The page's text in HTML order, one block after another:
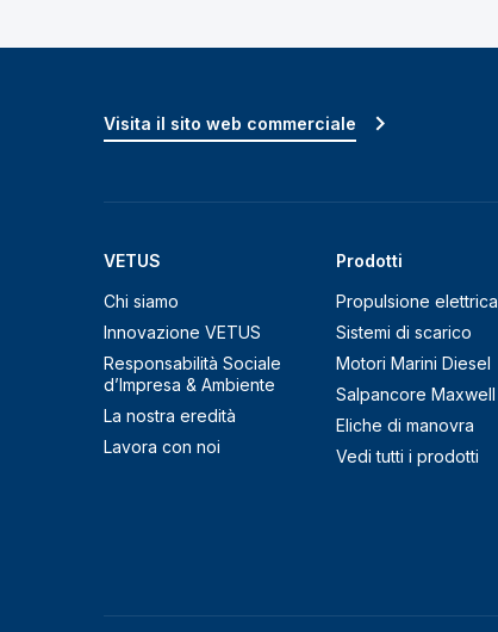
VETUS
Chi siamo
Innovazione VETUS
Responsabilità Sociale
d’Impresa & Ambiente
La nostra eredità
Lavora con noi
Prodotti
Propulsione elettrica
Sistemi di scarico
Motori Marini Diesel
Salpancore Maxwell
Eliche di manovra
Vedi tutti i prodotti
Visita il sito web commerciale